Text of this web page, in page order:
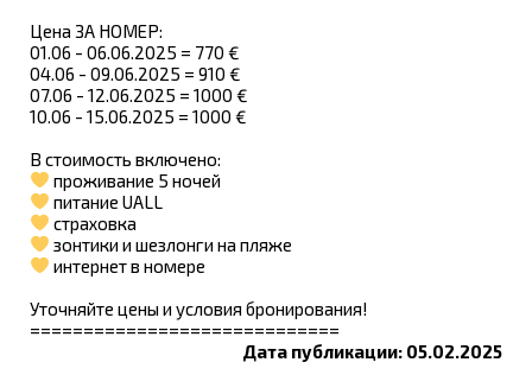
Цена ЗА НОМЕР:
01.06 - 06.06.2025 = 770 €
04.06 - 09.06.2025 = 910 €
07.06 - 12.06.2025 = 1000 €
10.06 - 15.06.2025 = 1000 €
В стоимость включено:
проживание 5 ночей
питание UALL
страховка
зонтики и шезлонги на пляже
интернет в номере
Уточняйте цены и условия бронирования!
=============================
Дата публикации: 05.02.2025